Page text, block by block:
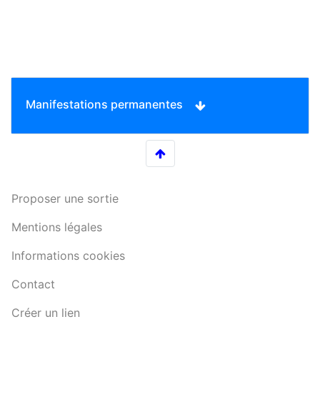
Manifestations permanentes
Proposer une sortie
Mentions légales
Informations cookies
Contact
Créer un lien